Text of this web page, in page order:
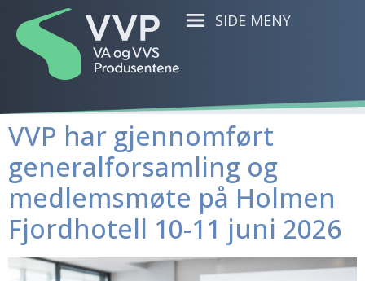
SIDE MENY
VVP har gjennomført
generalforsamling og
medlemsmøte på Holmen
Fjordhotell 10-11 juni 2026